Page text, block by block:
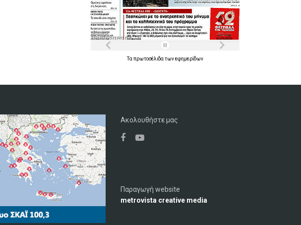
Τα πρωτοσέλιδα τωνεφημερίδων
Ακολουθήστε μας
Παραγωγή website
metrovista creative media